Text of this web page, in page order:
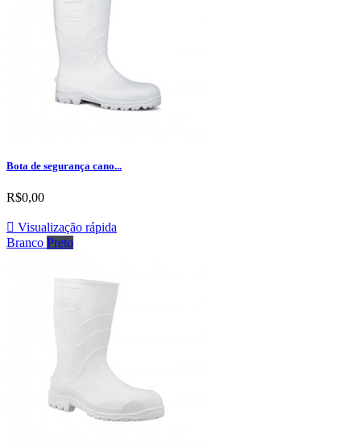
Bota de segurança cano...
R$0,00
 Visualização rápida
Branco Preto